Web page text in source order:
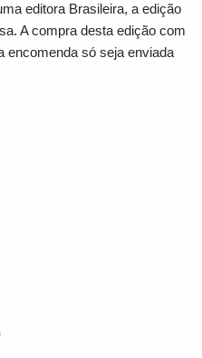
editora Brasileira, a edição
A compra desta edição com
encomenda só seja enviada